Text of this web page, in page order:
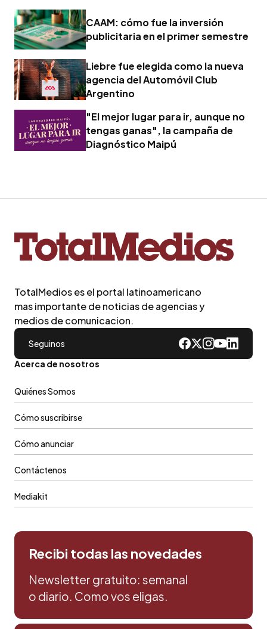
CAAM: cómo fue la inversión
publicitaria en el primer semestre
Liebre fue elegida como la nueva
agencia del Automóvil Club
Argentino
"El mejor lugar para ir, aunque no
tengas ganas", la campaña de
Diagnóstico Maipú
TotalMedios es el portal latinoamericano
mas importante de noticias de agencias y
medios de comunicacion.
Seguinos
Acerca de nosotros
Quiénes Somos
Cómo suscribirse
Cómo anunciar
Contáctenos
Mediakit
Recibi todas las novedades
Newsletter gratuito: semanal
o diario. Como vos eligas.